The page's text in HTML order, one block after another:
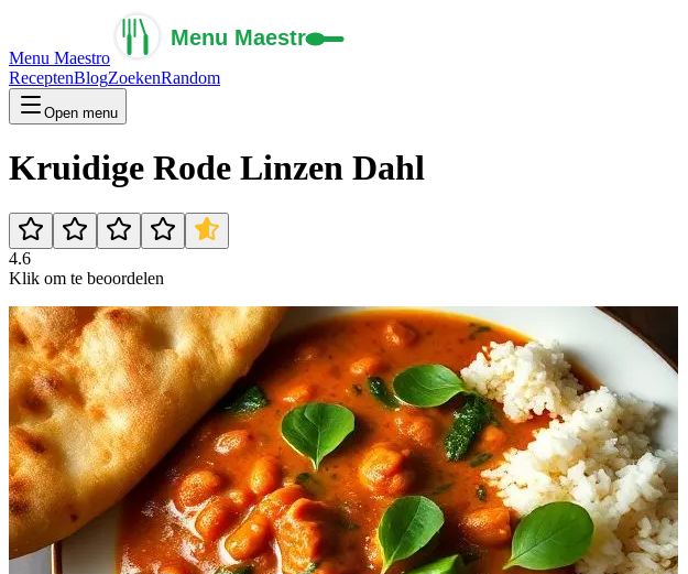
Menu Maestro
ReceptenBlogZoekenRandom
Open menu
Kruidige Rode Linzen Dahl
4.6
Klik om te beoordelen